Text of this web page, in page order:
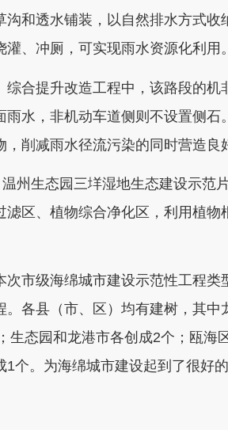
和透水铺装，以自然排水方式收
、冲厕，可实现雨水资源化利用。
合提升改造工程中，该路段的机
水，非机动车道侧则不设置侧石
削减雨水径流污染的同时营造良
州生态园三垟湿地生态建设示范
区、植物综合净化区，利用植物
市级海绵城市建设示范性工程类
各县（市、区）均有建树，其中
生态园和龙港市各创成2个；瓯海
个。为海绵城市建设起到了很好